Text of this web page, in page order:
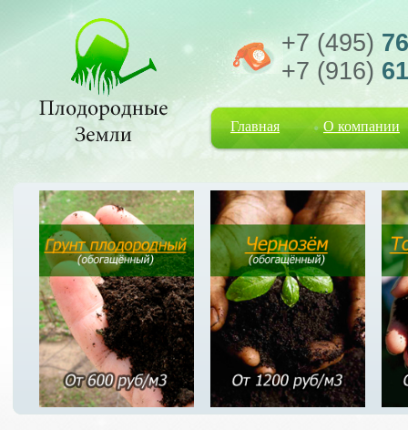
+7 (495)
+7 (916)
Главная О компании